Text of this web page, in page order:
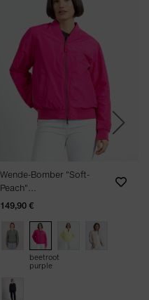
Wende-Bomber "Soft-
Peach"
NOS.Farben:510+652
149,90 €
beetroot
purple
Next